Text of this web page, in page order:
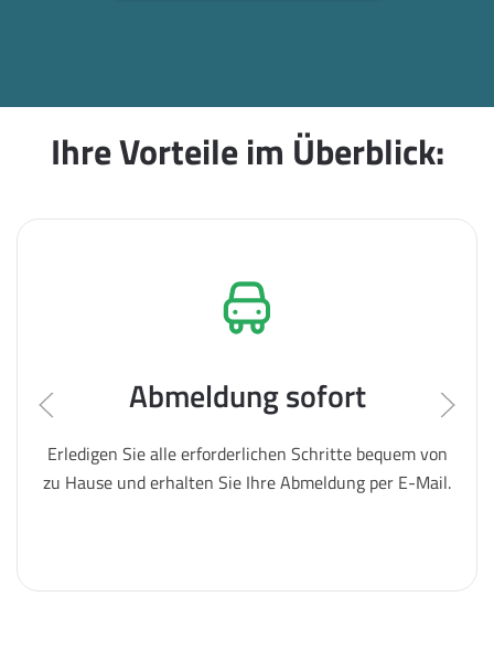
Ihre Vorteile im Überblick:
Abmeldung sofort
Erledigen Sie alle erforderlichen Schritte bequem von
zu Hause und erhalten Sie Ihre Abmeldung per E-Mail.